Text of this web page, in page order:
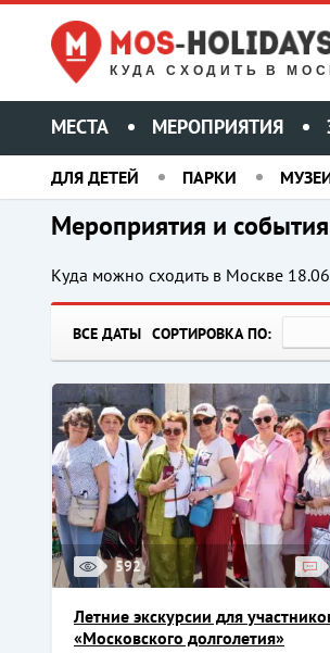
КУДА СХОДИТЬ В
МЕСТА МЕРОПРИЯТИЯ
ДЛЯ ДЕТЕЙ ПАРКИ
Мероприятия и
Куда можно сходить в Москве
ВСЕ ДАТЫ СОРТИРОВКА ПО:
592
Летние экскурсии для
«Московского долголетия»